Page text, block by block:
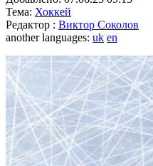
Тема: Хоккей
Редактор : Виктор Соколов
another languages: uk en